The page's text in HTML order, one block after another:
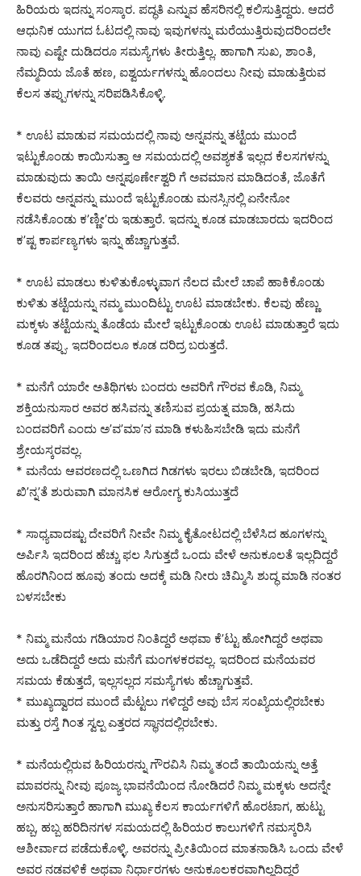
ಹಿರಿಯರು ಇದನ್ನು ಸಂಸ್ಕಾರ. ಪದ್ಧತಿ ಎನ್ನುವ ಹೆಸರಿನಲ್ಲಿ ಕಲಿಸುತ್ತಿದ್ದರು. ಆದರೆ
ಆಧುನಿಕ ಯುಗದ ಓಟದಲ್ಲಿ ನಾವು ಇವುಗಳನ್ನು ಮರೆಯುತ್ತಿರುವುದರಿಂದಲೇ
ನಾವು ಎಷ್ಟೇ ದುಡಿದರೂ ಸಮಸ್ಯೆಗಳು ತೀರುತ್ತಿಲ್ಲ. ಹಾಗಾಗಿ ಸುಖ, ಶಾಂತಿ,
ನೆಮ್ಮದಿಯ ಜೊತೆ ಹಣ, ಐಶ್ವರ್ಯಗಳನ್ನು ಹೊಂದಲು ನೀವು ಮಾಡುತ್ತಿರುವ
ಕೆಲಸ ತಪ್ಪುಗಳನ್ನು ಸರಿಪಡಿಸಿಕೊಳ್ಳಿ.
* ಊಟ ಮಾಡುವ ಸಮಯದಲ್ಲಿ ನಾವು ಅನ್ನವನ್ನು ತಟ್ಟೆಯ ಮುಂದೆ
ಇಟ್ಟುಕೊಂಡು ಕಾಯಿಸುತ್ತಾ ಆ ಸಮಯದಲ್ಲಿ ಅವಶ್ಯಕತೆ ಇಲ್ಲದ ಕೆಲಸಗಳನ್ನು
ಮಾಡುವುದು ತಾಯಿ ಅನ್ನಪೂರ್ಣೇಶ್ವರಿ ಗೆ ಅವಮಾನ ಮಾಡಿದಂತೆ, ಜೊತೆಗೆ
ಕೆಲವರು ಅನ್ನವನ್ನು ಮುಂದೆ ಇಟ್ಟುಕೊಂಡು ಮನಸ್ಸಿನಲ್ಲಿ ಏನೇನೋ
ನಡೆಸಿಕೊಂಡು ಕ’ಣ್ಣೀ’ರು ಇಡುತ್ತಾರೆ. ಇದನ್ನು ಕೂಡ ಮಾಡಬಾರದು ಇದರಿಂದ
ಕ’ಷ್ಟ ಕಾರ್ಪಣ್ಯಗಳು ಇನ್ನು ಹೆಚ್ಚಾಗುತ್ತವೆ.
* ಊಟ ಮಾಡಲು ಕುಳಿತುಕೊಳ್ಳುವಾಗ ನೆಲದ ಮೇಲೆ ಚಾಪೆ ಹಾಕಿಕೊಂಡು
ಕುಳಿತು ತಟ್ಟೆಯನ್ನು ನಮ್ಮ ಮುಂದಿಟ್ಟು ಊಟ ಮಾಡಬೇಕು. ಕೆಲವು ಹೆಣ್ಣು
ಮಕ್ಕಳು ತಟ್ಟೆಯನ್ನು ತೊಡೆಯ ಮೇಲೆ ಇಟ್ಟುಕೊಂಡು ಊಟ ಮಾಡುತ್ತಾರೆ ಇದು
ಕೂಡ ತಪ್ಪು. ಇದರಿಂದಲೂ ಕೂಡ ದರಿದ್ರ ಬರುತ್ತದೆ.
* ಮನೆಗೆ ಯಾರೇ ಅತಿಥಿಗಳು ಬಂದರು ಅವರಿಗೆ ಗೌರವ ಕೊಡಿ, ನಿಮ್ಮ
ಶಕ್ತಿಯನುಸಾರ ಅವರ ಹಸಿವನ್ನು ತಣಿಸುವ ಪ್ರಯತ್ನ ಮಾಡಿ, ಹಸಿದು
ಬಂದವರಿಗೆ ಎಂದು ಅ’ವ’ಮಾ’ನ ಮಾಡಿ ಕಳುಹಿಸಬೇಡಿ ಇದು ಮನೆಗೆ
ಶ್ರೇಯಸ್ಕರವಲ್ಲ.
* ಮನೆಯ ಆವರಣದಲ್ಲಿ ಒಣಗಿದ ಗಿಡಗಳು ಇರಲು ಬಿಡಬೇಡಿ, ಇದರಿಂದ
ಖಿ’ನ್ನ’ತೆ ಶುರುವಾಗಿ ಮಾನಸಿಕ ಆರೋಗ್ಯ ಕುಸಿಯುತ್ತದೆ
* ಸಾಧ್ಯವಾದಷ್ಟು ದೇವರಿಗೆ ನೀವೇ ನಿಮ್ಮ ಕೈತೋಟದಲ್ಲಿ ಬೆಳೆಸಿದ ಹೂಗಳನ್ನು
ಅರ್ಪಿಸಿ ಇದರಿಂದ ಹೆಚ್ಚು ಫಲ ಸಿಗುತ್ತದೆ ಒಂದು ವೇಳೆ ಅನುಕೂಲತೆ ಇಲ್ಲದಿದ್ದರೆ
ಹೊರಗಿನಿಂದ ಹೂವು ತಂದು ಅದಕ್ಕೆ ಮಡಿ ನೀರು ಚಿಮ್ಮಿಸಿ ಶುದ್ಧ ಮಾಡಿ ನಂತರ
ಬಳಸಬೇಕು
* ನಿಮ್ಮ ಮನೆಯ ಗಡಿಯಾರ ನಿಂತಿದ್ದರೆ ಅಥವಾ ಕೆ’ಟ್ಟು ಹೋಗಿದ್ದರೆ ಅಥವಾ
ಅದು ಒಡೆದಿದ್ದರೆ ಅದು ಮನೆಗೆ ಮಂಗಳಕರವಲ್ಲ. ಇದರಿಂದ ಮನೆಯವರ
ಸಮಯ ಕೆಡುತ್ತದೆ, ಇಲ್ಲಸಲ್ಲದ ಸಮಸ್ಯೆಗಳು ಹೆಚ್ಚಾಗುತ್ತವೆ.
* ಮುಖ್ಯದ್ವಾರದ ಮುಂದೆ ಮೆಟ್ಟಲು ಗಳಿದ್ದರೆ ಅವು ಬೆಸ ಸಂಖ್ಯೆಯಲ್ಲಿರಬೇಕು
ಮತ್ತು ರಸ್ತೆ ಗಿಂತ ಸ್ವಲ್ಪ ಎತ್ತರದ ಸ್ಥಾನದಲ್ಲಿರಬೇಕು.
* ಮನೆಯಲ್ಲಿರುವ ಹಿರಿಯರನ್ನು ಗೌರವಿಸಿ ನಿಮ್ಮ ತಂದೆ ತಾಯಿಯನ್ನು ಅತ್ತೆ
ಮಾವರನ್ನು ನೀವು ಪೂಜ್ಯ ಭಾವನೆಯಿಂದ ನೋಡಿದರೆ ನಿಮ್ಮ ಮಕ್ಕಳು ಅದನ್ನೇ
ಅನುಸರಿಸುತ್ತಾರೆ ಹಾಗಾಗಿ ಮುಖ್ಯ ಕೆಲಸ ಕಾರ್ಯಗಳಿಗೆ ಹೊರಟಾಗ, ಹುಟ್ಟು
ಹಬ್ಬ, ಹಬ್ಬ ಹರಿದಿನಗಳ ಸಮಯದಲ್ಲಿ ಹಿರಿಯರ ಕಾಲುಗಳಿಗೆ ನಮಸ್ಕರಿಸಿ
ಆಶೀರ್ವಾದ ಪಡೆದುಕೊಳ್ಳಿ. ಅವರನ್ನು ಪ್ರೀತಿಯಿಂದ ಮಾತನಾಡಿಸಿ ಒಂದು ವೇಳೆ
ಅವರ ನಡವಳಿಕೆ ಅಥವಾ ನಿರ್ಧಾರಗಳು ಅನುಕೂಲಕರವಾಗಿಲ್ಲದಿದ್ದರೆ